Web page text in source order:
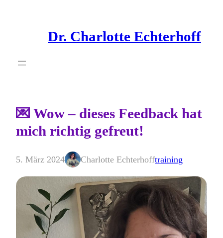
Dr. Charlotte Echterhoff
💌 Wow – dieses Feedback hat
mich richtig gefreut!
5. März 2024 Charlotte Echterhofftraining